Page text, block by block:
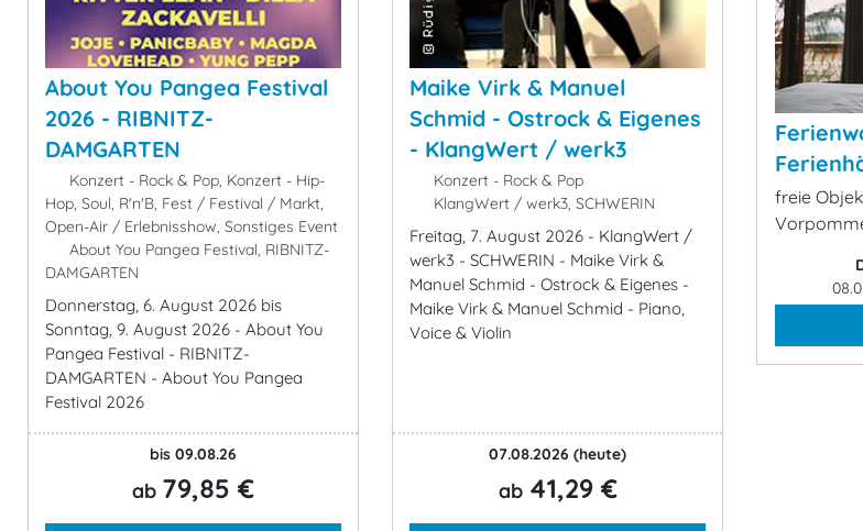
About You Pangea Festival
2026 - RIBNITZ-
DAMGARTEN
Konzert - Rock & Pop, Konzert - Hip-
Hop, Soul, R'n'B, Fest / Festival / Markt,
Open-Air / Erlebnisshow, Sonstiges Event
About You Pangea Festival, RIBNITZ-
DAMGARTEN
Donnerstag, 6. August 2026 bis
Sonntag, 9. August 2026 - About You
Pangea Festival - RIBNITZ-
DAMGARTEN - About You Pangea
Festival 2026
bis 09.08.26
ab 79,85 €
Maike Virk & Manuel
Schmid - Ostrock & Eigenes
- KlangWert / werk3
Konzert - Rock & Pop
KlangWert / werk3, SCHWERIN
Freitag, 7. August 2026 - KlangWert /
werk3 - SCHWERIN - Maike Virk &
Manuel Schmid - Ostrock & Eigenes -
Maike Virk & Manuel Schmid - Piano,
Voice & Violin
07.08.2026 (heute)
ab 41,29 €
freie